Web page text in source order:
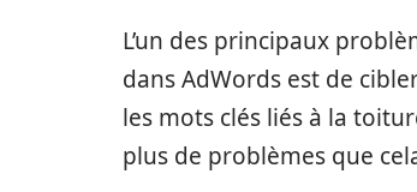
L’un des principaux
dans AdWords est de
les mots clés liés à la
plus de problèmes que